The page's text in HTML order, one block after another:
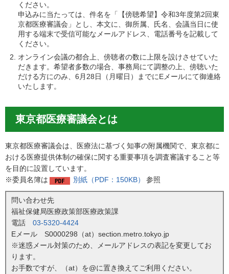
ください。
申込みに当たっては、件名を「【傍聴希望】令和3年度第2回東
京都医療審議会」とし、本文に、御所属、氏名、会議当日に使
用する端末で受信可能なメールアドレス、電話番号を記載して
ください。
オンライン会議の都合上、傍聴者の数に上限を設けさせていた
だきます。希望者多数の場合、事務局にて調整の上、傍聴いた
だける方にのみ、6月28日（月曜日）までにEメールにて御連絡
いたします。
東京都医療審議会とは
東京都医療審議会は、医療法に基づく知事の附属機関で、東京都に
おける医療提供体制の確保に関する重要事項を調査審議すること等
を目的に設置しています。
※委員名簿は
別紙（PDF：150KB） 参照
問い合わせ先
福祉保健局医療政策部医療政策課
電話 03-5320-4424
Eメール S0000298（at）section.metro.tokyo.jp
※迷惑メール対策のため、メールアドレスの表記を変更してお
ります。
お手数ですが、（at）を@に置き換えてご利用ください。